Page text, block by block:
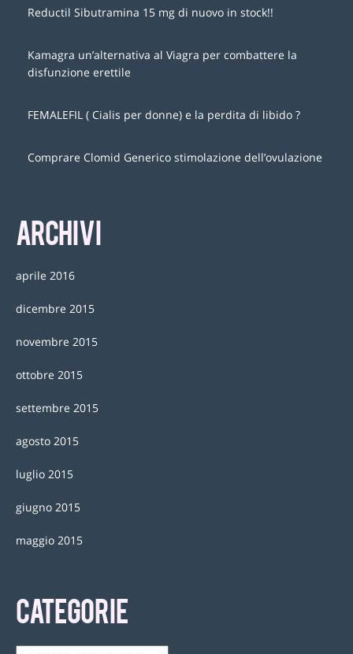
Reductil Sibutramina 15 mg di nuovo in stock!!
Kamagra un’alternativa al Viagra per combattere la
disfunzione erettile
FEMALEFIL ( Cialis per donne) e la perdita di libido ?
Comprare Clomid Generico stimolazione dell’ovulazione
ARCHIVI
aprile 2016
dicembre 2015
novembre 2015
ottobre 2015
settembre 2015
agosto 2015
luglio 2015
giugno 2015
maggio 2015
CATEGORIE